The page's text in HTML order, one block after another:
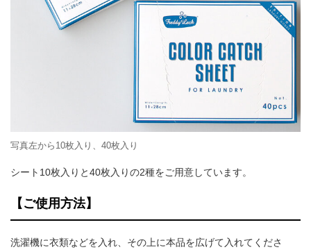
写真左から10枚入り、40枚入り
シート10枚入りと40枚入りの2種をご用意しています。
【ご使用方法】
洗濯機に衣類などを入れ、その上に本品を広げて入れてくださ